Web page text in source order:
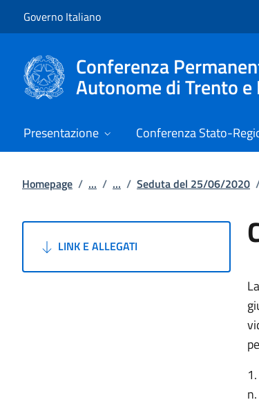
Governo Italiano
Conferenza
Autonome di Trento e
Presentazione Conferenza Stato-
Homepage / ... / ... / Seduta del 25/06/2020
LINK E ALLEGATI